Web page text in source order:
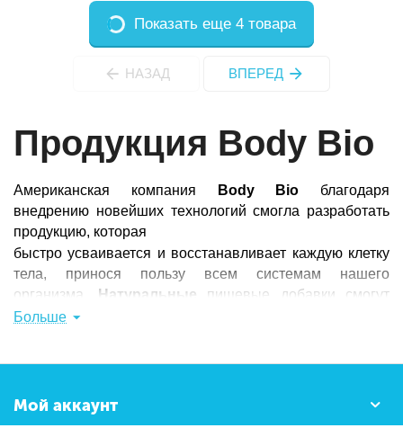
Продукция Body Bio
Американская компания Body Bio благодаря
внедрению новейших технологий смогла разработать
продукцию, которая
быстро усваивается и восстанавливает каждую клетку
тела, принося пользу всем системам нашего
организма. Натуральные пищевые добавки смогут
поддерживать оптимальную работу всего организма,
Больше
Показать еще 4 товара
НАЗАД ВПЕРЕД
Мой аккаунт